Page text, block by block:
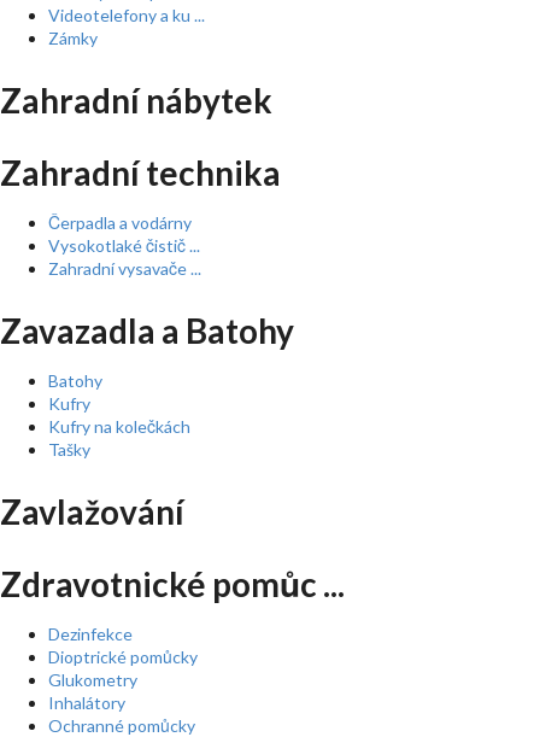
Videotelefony a ku ...
Zámky
Zahradní nábytek
Zahradní technika
Čerpadla a vodárny
Vysokotlaké čistič ...
Zahradní vysavače ...
Zavazadla a Batohy
Batohy
Kufry
Kufry na kolečkách
Tašky
Zavlažování
Zdravotnické pomůc ...
Dezinfekce
Dioptrické pomůcky
Glukometry
Inhalátory
Ochranné pomůcky